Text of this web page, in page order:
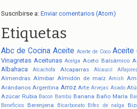
Suscribirse a: Enviar comentarios (Atom)
Etiquetas
Abc de Cocina Aceite Aceite de Coco Aceite
Vinagretas Aceitunas Acelga Aceto Balsámico
Albahaca Alcachofa Alcaparras Alcaucil Alfajores
Almendras Almibar Almidón de maíz Amish
Arándanos Argentina Arroz Arte Arvejas Asado
Azúcar Rubia Bacon Bambú Banana Baño María
Beneficios Berenjena Bicarbonato Bifes de nalga